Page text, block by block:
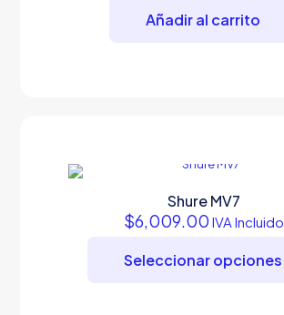
Añadir al carrito
Shure MV7
$6,009.00 IVA Incluido
Seleccionar opciones